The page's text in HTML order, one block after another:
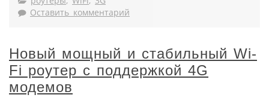
Оставить комментарий
Новый мощный и стабильный Wi-
Fi роутер с поддержкой 4G
модемов